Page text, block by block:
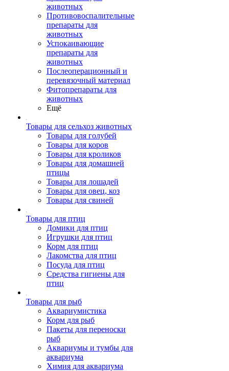
животных
Противовоспалительные
препараты для
животных
Успокаивающие
препараты для
животных
Послеоперационный и
перевязочный материал
Фитопрепараты для
животных
Ещё
Товары для сельхоз животных
Товары для голубей
Товары для коров
Товары для кроликов
Товары для домашней
птицы
Товары для лошадей
Товары для овец, коз
Товары для свиней
Товары для птиц
Домики для птиц
Игрушки для птиц
Корм для птиц
Лакомства для птиц
Посуда для птиц
Средства гигиены для
птиц
Товары для рыб
Аквариумистика
Корм для рыб
Пакеты для переноски
рыб
Аквариумы и тумбы для
аквариума
Химия для аквариума